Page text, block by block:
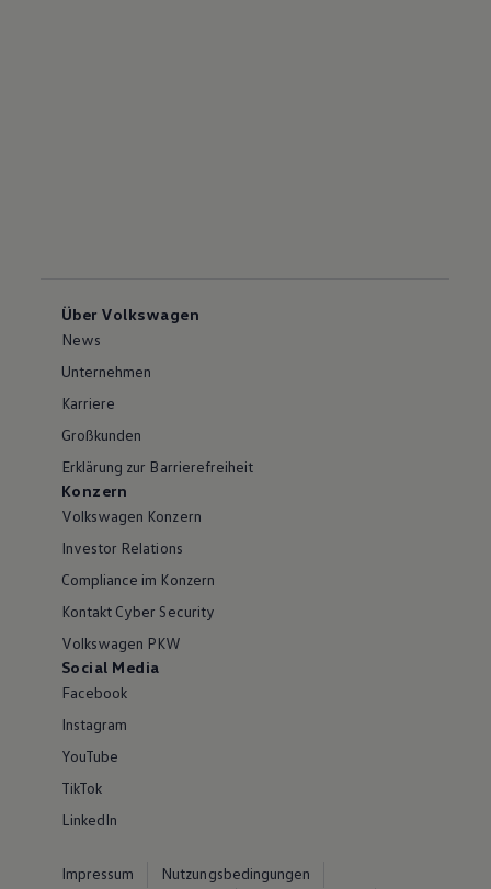
Über Volkswagen
News
Unternehmen
Karriere
Großkunden
Erklärung zur Barrierefreiheit
Konzern
Volkswagen Konzern
Investor Relations
Compliance im Konzern
Kontakt Cyber Security
Volkswagen PKW
Social Media
Facebook
Instagram
YouTube
TikTok
LinkedIn
Impressum
Nutzungsbedingungen